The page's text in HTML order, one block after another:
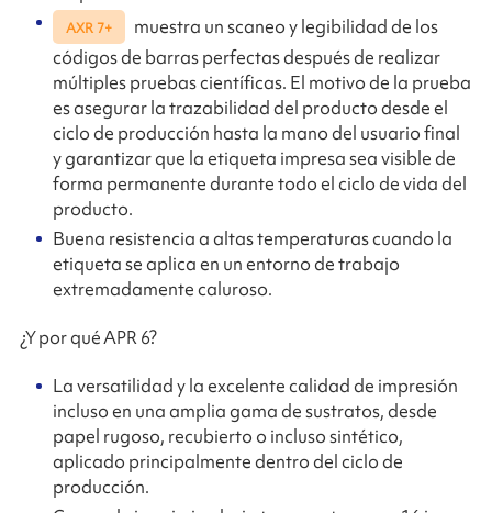
AXR 7+
muestra un scaneo y legibilidad de los
códigos de barras perfectas después de realizar
múltiples pruebas científicas. El motivo de la prueba
es asegurar la trazabilidad del producto desde el
ciclo de producción hasta la mano del usuario final
y garantizar que la etiqueta impresa sea visible de
forma permanente durante todo el ciclo de vida del
producto.
Buena resistencia a altas temperaturas cuando la
etiqueta se aplica en un entorno de trabajo
extremadamente caluroso.
¿Y por qué APR 6?
La versatilidad y la excelente calidad de impresión
incluso en una amplia gama de sustratos, desde
papel rugoso, recubierto o incluso sintético,
aplicado principalmente dentro del ciclo de
producción.